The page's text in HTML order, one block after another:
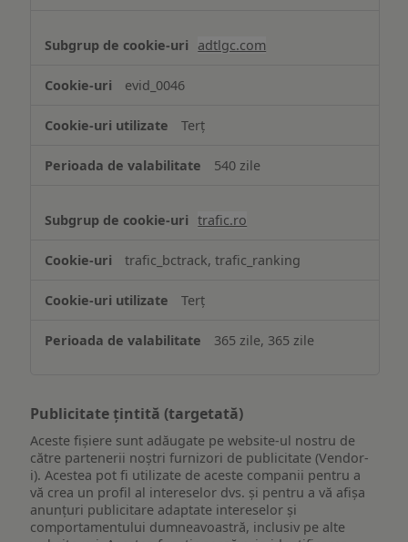
adtlgc.com
evid_0046
Terț
540 zile
trafic.ro
trafic_bctrack, trafic_ranking
Terț
365 zile, 365 zile
Publicitate țintită (targetată)
Aceste fișiere sunt adăugate pe website-ul nostru de
către partenerii noștri furnizori de publicitate (Vendor-
i). Acestea pot fi utilizate de aceste companii pentru a
vă crea un profil al intereselor dvs. și pentru a vă afișa
anunțuri publicitare adaptate intereselor și
comportamentului dumneavoastră, inclusiv pe alte